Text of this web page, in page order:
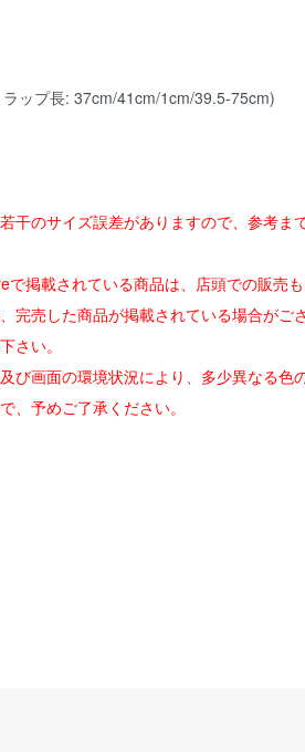
ップ長: 37cm/41cm/1cm/39.5-75cm)
干のサイズ誤差がありますので、参考ま
で掲載されている商品は、店頭での販売
完売した商品が掲載されている場合がご
さい。
び画面の環境状況により、多少異なる色
、予めご了承ください。